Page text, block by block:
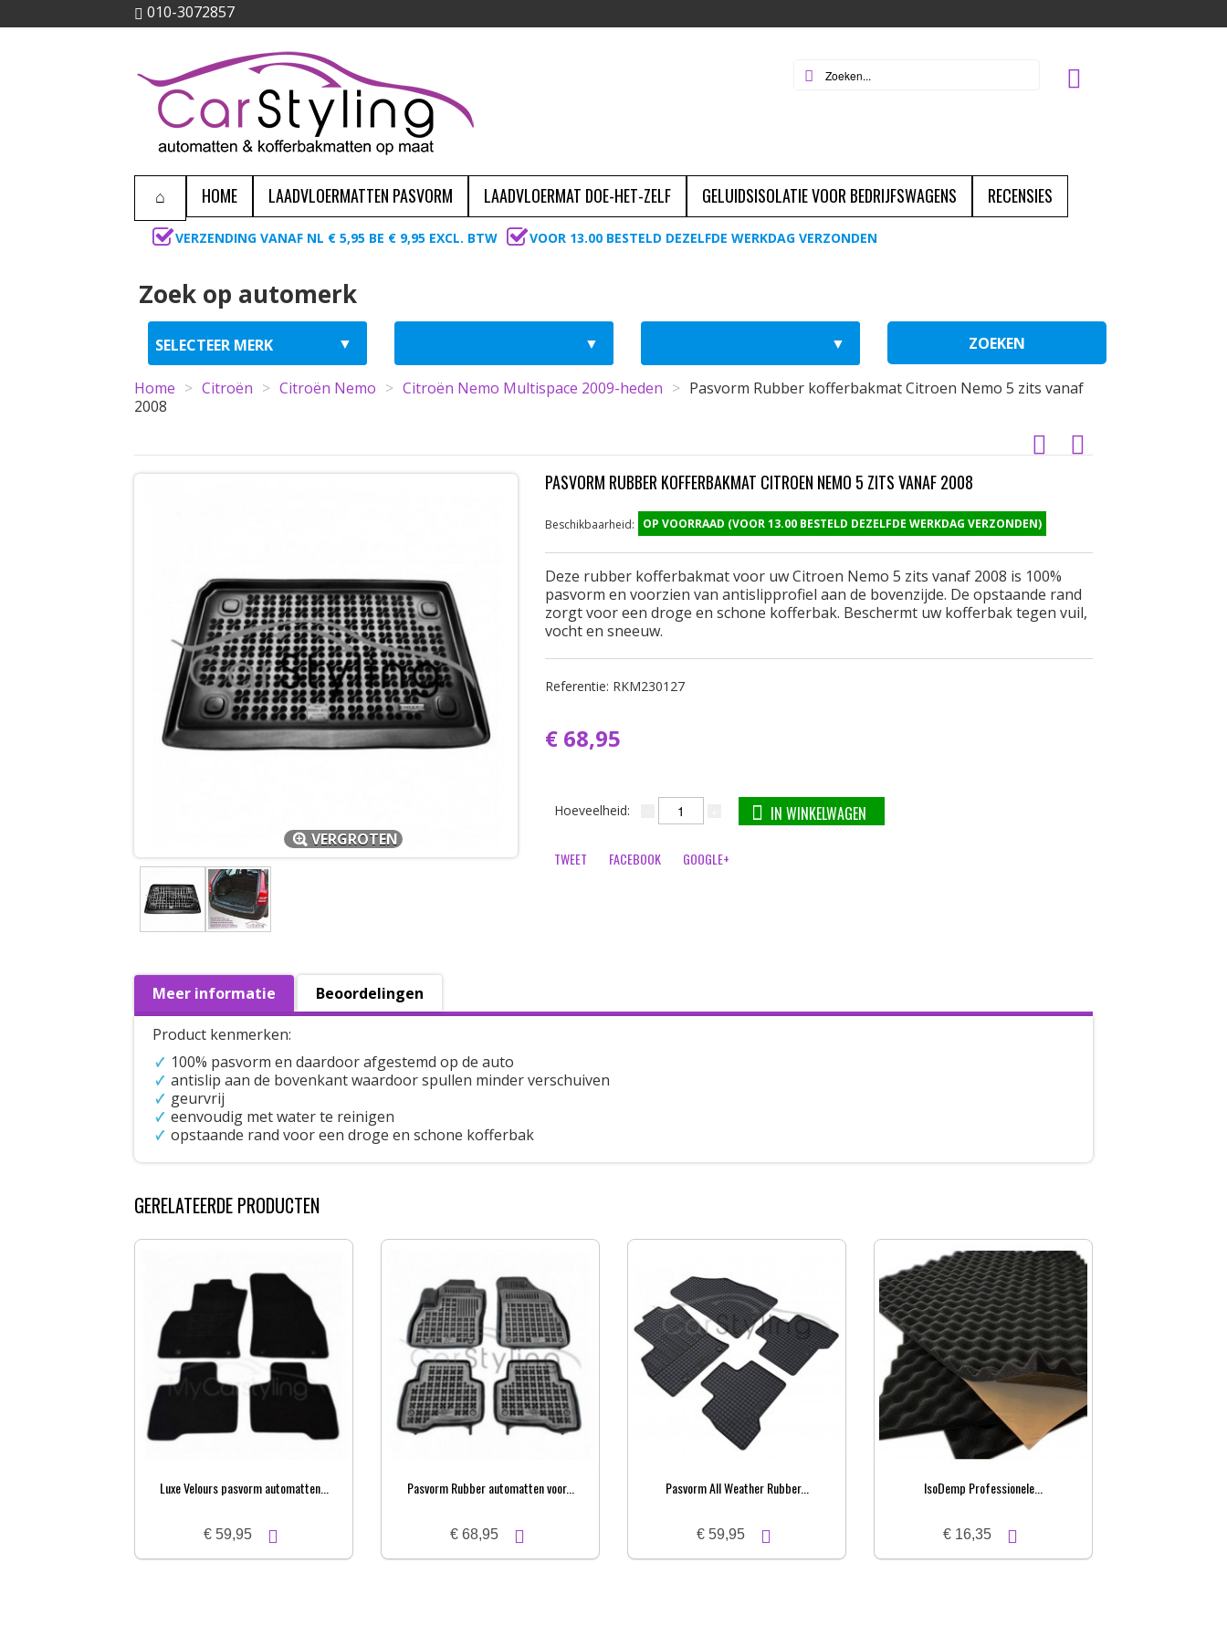
010-3072857
HOME LAADVLOERMATTEN PASVORM LAADVLOERMAT DOE-HET-ZELF GELUIDSISOLATIE VOOR BEDRIJFSWAGENS RECENSIES
VERZENDING VANAF NL € 5,95 BE € 9,95 EXCL. BTW VOOR 13.00 BESTELD DEZELFDE WERKDAG VERZONDEN
Zoek op automerk
ZOEKEN
Home > Citroën > Citroën Nemo > Citroën Nemo Multispace 2009-heden > Pasvorm Rubber kofferbakmat Citroen Nemo 5 zits vanaf
2008
VERGROTEN
PASVORM RUBBER KOFFERBAKMAT CITROEN NEMO 5 ZITS VANAF 2008
Beschikbaarheid: OP VOORRAAD (VOOR 13.00 BESTELD DEZELFDE WERKDAG VERZONDEN)
Deze rubber kofferbakmat voor uw Citroen Nemo 5 zits vanaf 2008 is 100%
pasvorm en voorzien van antislipprofiel aan de bovenzijde. De opstaande rand
zorgt voor een droge en schone kofferbak. Beschermt uw kofferbak tegen vuil,
vocht en sneeuw.
Referentie: RKM230127
€ 68,95
Hoeveelheid: IN WINKELWAGEN
TWEET FACEBOOK GOOGLE+
Meer informatie Beoordelingen
Product kenmerken:
100% pasvorm en daardoor afgestemd op de auto
antislip aan de bovenkant waardoor spullen minder verschuiven
geurvrij
eenvoudig met water te reinigen
opstaande rand voor een droge en schone kofferbak
GERELATEERDE PRODUCTEN
Luxe Velours pasvorm automatten...
€ 59,95
Pasvorm Rubber automatten voor...
€ 68,95
Pasvorm All Weather Rubber...
€ 59,95
IsoDemp Professionele...
€ 16,35